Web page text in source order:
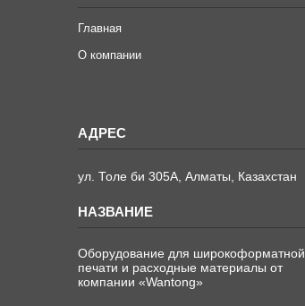
Главная
О компании
ул. Толе би 305А, Алматы, Казахстан
Оборудование для широкоформатной
печати и расходные материалы от
компании «Wantong»